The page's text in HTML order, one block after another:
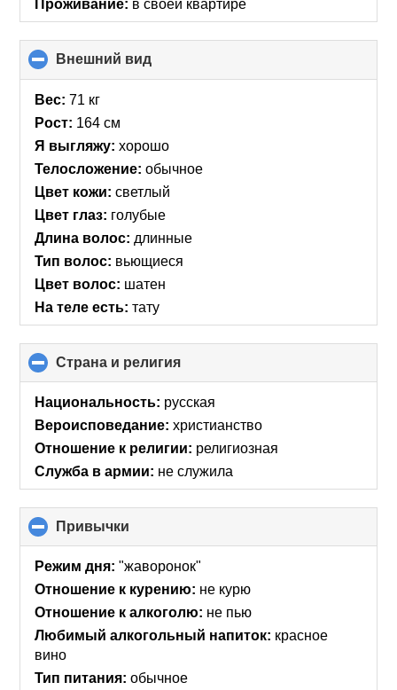
Проживание: в своей квартире
Внешний вид
to
Вес: 71 кг
Рост: 164 см
Я выгляжу: хорошо
Телосложение: обычное
Цвет кожи: светлый
Цвет глаз: голубые
Длина волос: длинные
Тип волос: вьющиеся
Цвет волос: шатен
На теле есть: тату
Страна и религия
to
collapse
Национальность: русская
Вероисповедание: христианство
Отношение к религии: религиозная
Служба в армии: не служила
Привычки
to
collapse
Режим дня: "жаворонок"
Отношение к курению: не курю
Отношение к алкоголю: не пью
Любимый алкогольный напиток: красное
вино
Тип питания: обычное